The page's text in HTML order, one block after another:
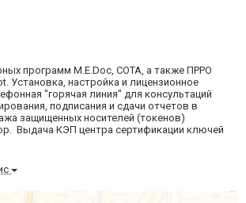
программ М.Е.Dос, СОТА, а также ПРРО
Установка, настройка и лицензионное
"горячая линия" для консультаций
подписания и сдачи отчетов в
защищенных носителей (токенов)
Выдача КЭП центра сертификации ключей